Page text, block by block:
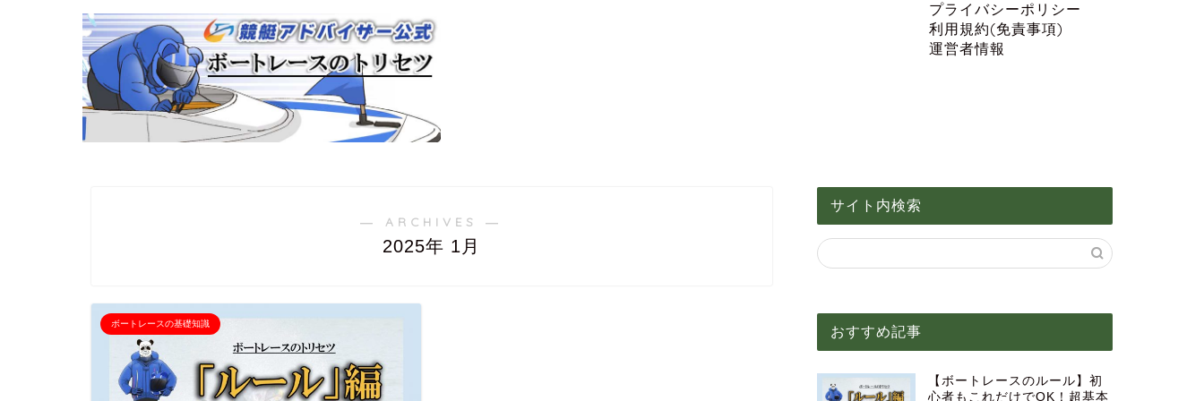
プライバシーポリシー
利用規約(免責事項)
運営者情報
― ARCHIVES ―
2025年 1月
ボートレースの基礎知識
サイト内検索
おすすめ記事
【ボートレースのルール】初
心者もこれだけでOK！超基本